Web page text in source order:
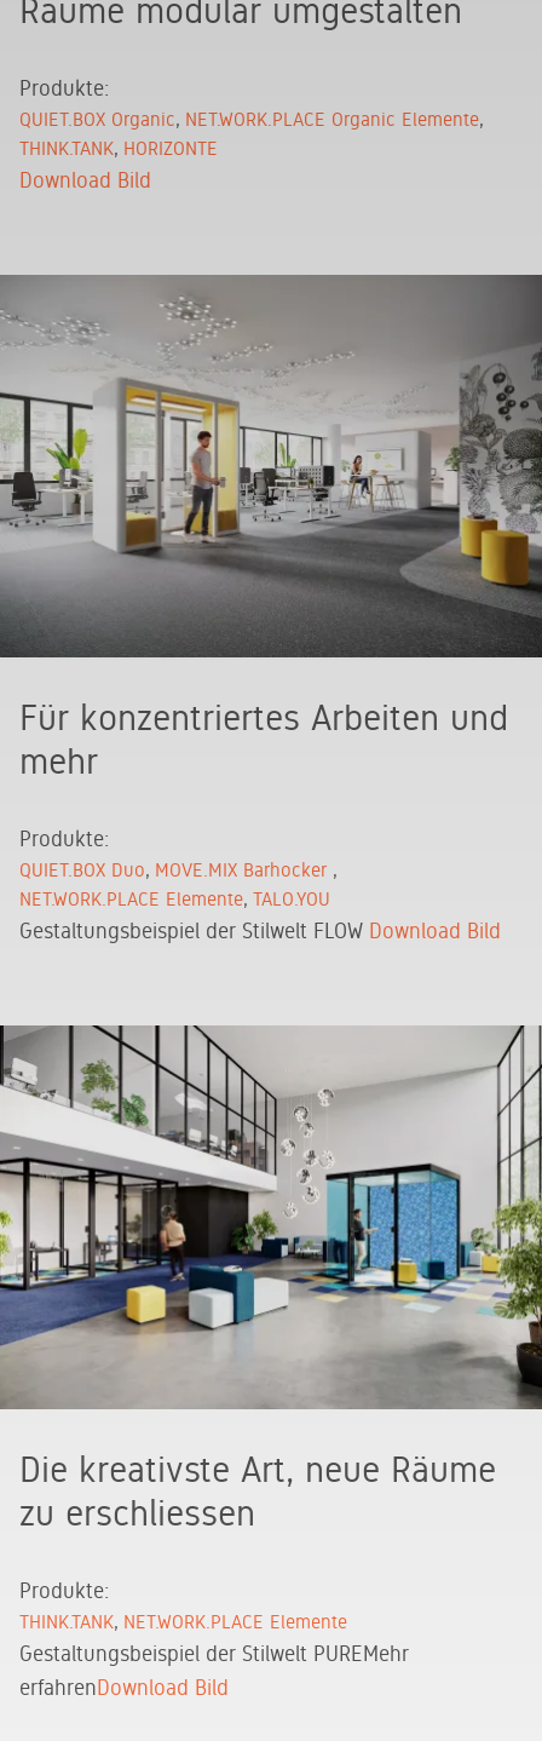
Räume modular umgestalten
Produkte:
QUIET.BOX Organic NET.WORK.PLACE Organic Elemente
THINK.TANK HORIZONTE
Download Bild
Für konzentriertes Arbeiten und
mehr
Produkte:
QUIET.BOX Duo MOVE.MIX Barhocker
NET.WORK.PLACE Elemente TALO.YOU
Gestaltungsbeispiel der Stilwelt FLOW Download Bild
Die kreativste Art, neue Räume
zu erschliessen
Produkte:
THINK.TANK NET.WORK.PLACE Elemente
Gestaltungsbeispiel der Stilwelt PUREMehr
erfahrenDownload Bild